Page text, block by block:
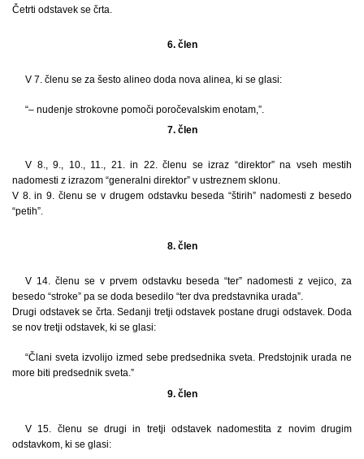
Četrti odstavek se črta.
6. člen
V 7. členu se za šesto alineo doda nova alinea, ki se glasi:
“– nudenje strokovne pomoči poročevalskim enotam,”.
7. člen
V 8., 9., 10., 11., 21. in 22. členu se izraz “direktor” na vseh mestih
nadomesti z izrazom “generalni direktor” v ustreznem sklonu.
V 8. in 9. členu se v drugem odstavku beseda “štirih” nadomesti z besedo
“petih”.
8. člen
V 14. členu se v prvem odstavku beseda “ter” nadomesti z vejico, za
besedo “stroke” pa se doda besedilo “ter dva predstavnika urada”.
Drugi odstavek se črta. Sedanji tretji odstavek postane drugi odstavek. Doda
se nov tretji odstavek, ki se glasi:
“Člani sveta izvolijo izmed sebe predsednika sveta. Predstojnik urada ne
more biti predsednik sveta.”
9. člen
V 15. členu se drugi in tretji odstavek nadomestita z novim drugim
odstavkom, ki se glasi: